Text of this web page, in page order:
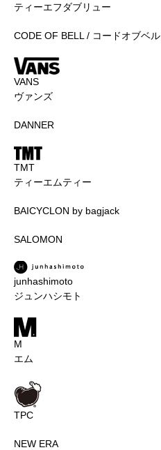
ティーエフダブリュー
CODE OF BELL / コードオブベル
VANS
ヴァンズ
DANNER
TMT
ティーエムティー
BAICYCLON by bagjack
SALOMON
junhashimoto
ジュンハシモト
M
エム
TPC
NEW ERA